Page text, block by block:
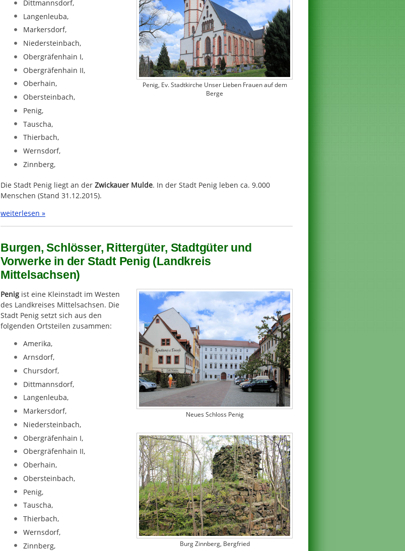
Penig, Ev. Stadtkirche Unser Lieben Frauen auf dem
Berge
Dittmannsdorf,
Langenleuba,
Markersdorf,
Niedersteinbach,
Obergräfenhain I,
Obergräfenhain II,
Oberhain,
Obersteinbach,
Penig,
Tauscha,
Thierbach,
Wernsdorf,
Zinnberg,
Die Stadt Penig liegt an der Zwickauer Mulde. In der Stadt Penig leben ca. 9.000
Menschen (Stand 31.12.2015).
weiterlesen »
Burgen, Schlösser, Rittergüter, Stadtgüter und
Vorwerke in der Stadt Penig (Landkreis
Mittelsachsen)
Neues Schloss Penig
Penig ist eine Kleinstadt im Westen
des Landkreises Mittelsachsen. Die
Stadt Penig setzt sich aus den
folgenden Ortsteilen zusammen:
Amerika,
Arnsdorf,
Chursdorf,
Dittmannsdorf,
Langenleuba,
Markersdorf,
Niedersteinbach,
Burg Zinnberg, Bergfried
Obergräfenhain I,
Obergräfenhain II,
Oberhain,
Obersteinbach,
Penig,
Tauscha,
Thierbach,
Wernsdorf,
Zinnberg,